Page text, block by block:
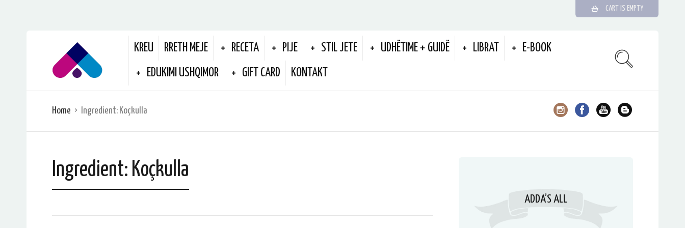
CART IS EMPTY
KREU RRETH MEJE RECETA PIJE STIL JETE UDHËTIME + GUIDË LIBRAT E-BOOK
EDUKIMI USHQIMOR GIFT CARD KONTAKT
Home Ingredient: Koçkulla
Ingredient: Koçkulla
ADDA’S ALL